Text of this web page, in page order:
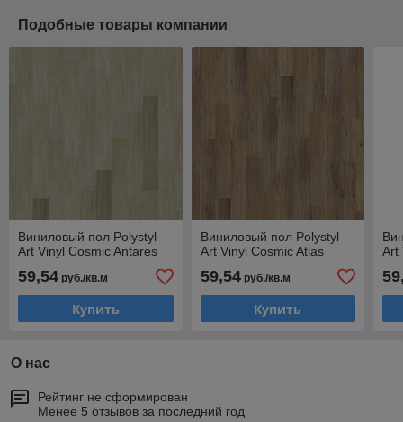
Подобные товары компании
Виниловый пол Polystyl
Art Vinyl Cosmic Antares
59,54 руб./кв.м
Купить
Виниловый пол Polystyl
Art Vinyl Cosmic Atlas
59,54руб./кв.м
Купить
Art
О нас
Рейтинг не сформирован
Менее 5 отзывов за последний год